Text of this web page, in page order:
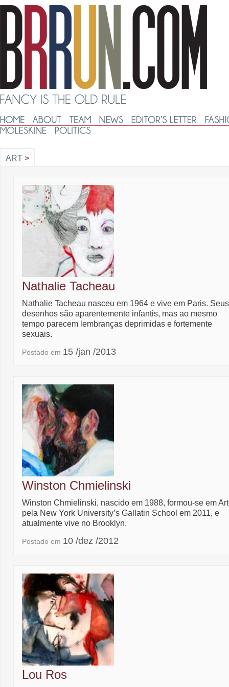
ART >
Nathalie Tacheau
Nathalie Tacheau nasceu em 1964 e vive em Paris. Seus
desenhos são aparentemente infantis, mas ao mesmo
tempo parecem lembranças deprimidas e fortemente
sexuais.
Postado em 15 /jan /2013
Winston Chmielinski
Winston Chmielinski, nascido em 1988, formou-se em
pela New York University’s Gallatin School em 2011, e
atualmente vive no Brooklyn.
Postado em 10 /dez /2012
Lou Ros